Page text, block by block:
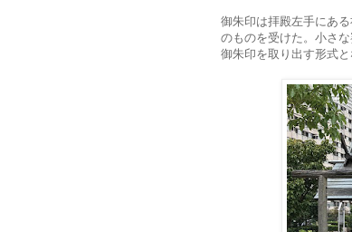
御朱印は拝殿左手にあ
のものを受けた。小さ
御朱印を取り出す形式と